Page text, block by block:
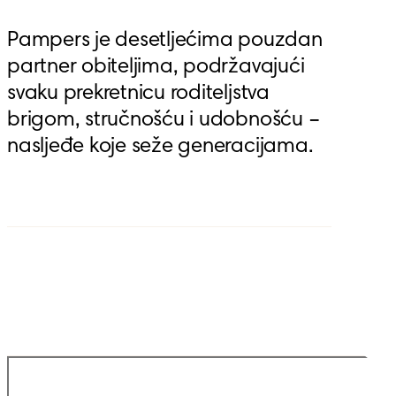
Pampers je desetljećima pouzdan
partner obiteljima, podržavajući
svaku prekretnicu roditeljstva
brigom, stručnošću i udobnošću –
nasljeđe koje seže generacijama.